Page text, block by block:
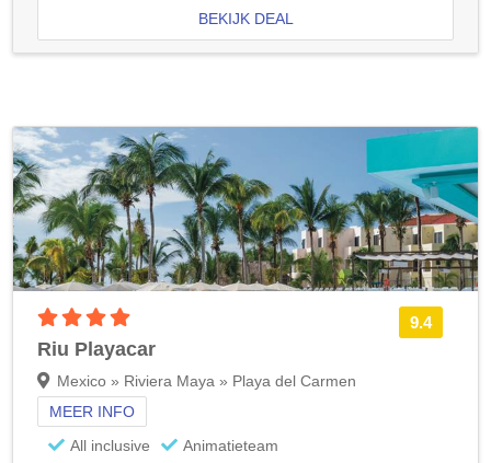
BEKIJK DEAL
9.4
Riu Playacar
Mexico » Riviera Maya » Playa del Carmen
MEER INFO
All inclusive
Animatieteam